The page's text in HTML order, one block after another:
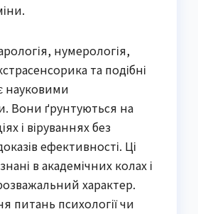
нумерологія,
та подібні
науковими
Вони ґрунтуються на
і віруваннях без
ефективності. Ці
в академічних колах і
характер.
питань психології чи